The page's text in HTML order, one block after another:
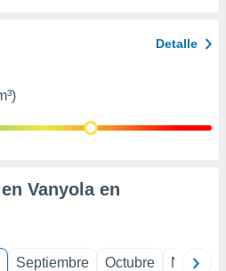
Detalle
Vanyola en
Septiembre Octubre